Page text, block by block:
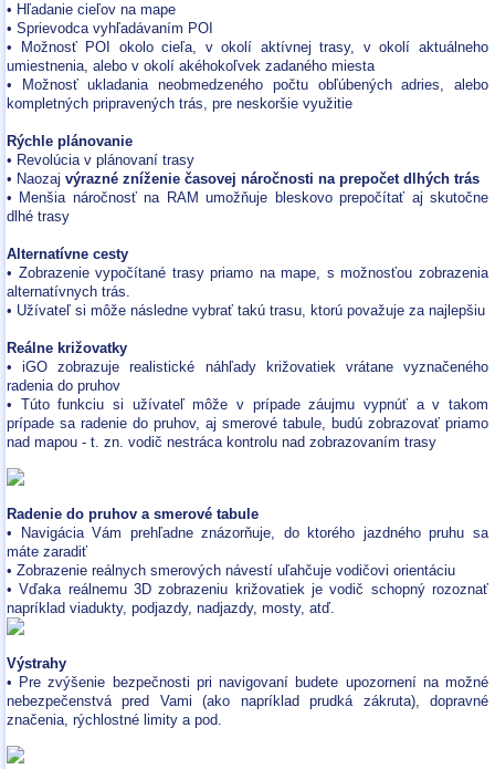
• Hľadanie cieľov na mape
• Sprievodca vyhľadávaním POI
• Možnosť POI okolo cieľa, v okolí aktívnej trasy, v okolí aktuálneho
umiestnenia, alebo v okolí akéhokoľvek zadaného miesta
• Možnosť ukladania neobmedzeného počtu obľúbených adries, alebo
kompletných pripravených trás, pre neskoršie využitie
Rýchle plánovanie
• Revolúcia v plánovaní trasy
• Naozaj výrazné zníženie časovej náročnosti na prepočet dlhých trás
• Menšia náročnosť na RAM umožňuje bleskovo prepočítať aj skutočne
dlhé trasy
Alternatívne cesty
• Zobrazenie vypočítané trasy priamo na mape, s možnosťou zobrazenia
alternatívnych trás.
• Užívateľ si môže následne vybrať takú trasu, ktorú považuje za najlepšiu
Reálne križovatky
• iGO zobrazuje realistické náhľady križovatiek vrátane vyznačeného
radenia do pruhov
• Túto funkciu si užívateľ môže v prípade záujmu vypnúť a v takom
prípade sa radenie do pruhov, aj smerové tabule, budú zobrazovať priamo
nad mapou - t. zn. vodič nestráca kontrolu nad zobrazovaním trasy
Radenie do pruhov a smerové tabule
• Navigácia Vám prehľadne znázorňuje, do ktorého jazdného pruhu sa
máte zaradiť
• Zobrazenie reálnych smerových návestí uľahčuje vodičovi orientáciu
• Vďaka reálnemu 3D zobrazeniu križovatiek je vodič schopný rozoznať
napríklad viadukty, podjazdy, nadjazdy, mosty, atď.
Výstrahy
• Pre zvýšenie bezpečnosti pri navigovaní budete upozornení na možné
nebezpečenstvá pred Vami (ako napríklad prudká zákruta), dopravné
značenia, rýchlostné limity a pod.